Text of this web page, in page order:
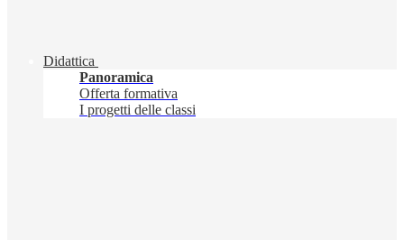
Didattica
Panoramica
Offerta formativa
I progetti delle classi